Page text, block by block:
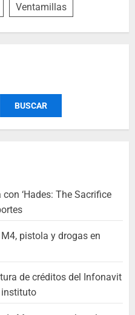
Ventamillas
BUSCAR
‘Hades: The Sacrifice
M4, pistola y drogas en
de créditos del Infonavit
instituto